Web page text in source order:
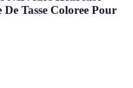
Tasse Coloree Pour